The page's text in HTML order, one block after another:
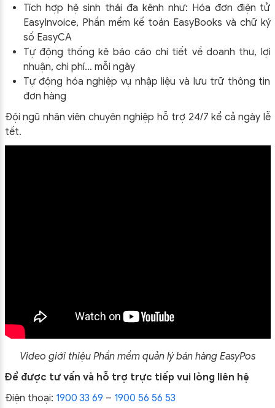
Tích hợp hệ sinh thái đa kênh như: Hóa đơn điện tử
EasyInvoice, Phần mềm kế toán EasyBooks và chữ ký
số EasyCA
Tự động thống kê báo cáo chi tiết về doanh thu, lợi
nhuận, chi phí… mỗi ngày
Tự động hóa nghiệp vụ nhập liệu và lưu trữ thông tin
đơn hàng
Đội ngũ nhân viên chuyên nghiệp hỗ trợ 24/7 kể cả ngày lễ
tết.
Video giới thiệu Phần mềm quản lý bán hàng EasyPos
Để được tư vấn và hỗ trợ trực tiếp vui lòng liên hệ
Điện thoại: 1900 33 69 – 1900 56 56 53